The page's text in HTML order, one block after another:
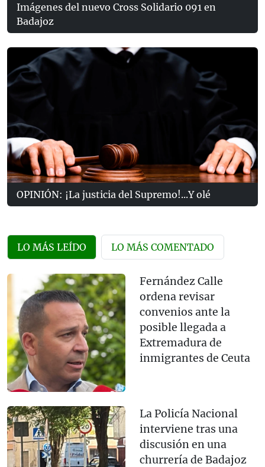
Imágenes del nuevo Cross Solidario 091 en
Badajoz
OPINIÓN: ¡La justicia del Supremo!...Y olé
LO MÁS LEÍDO LO MÁS COMENTADO
Fernández Calle
ordena revisar
convenios ante la
posible llegada a
Extremadura de
inmigrantes de Ceuta
La Policía Nacional
interviene tras una
discusión en una
churrería de Badajoz